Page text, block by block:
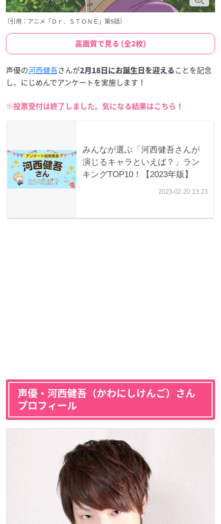
（引用：アニメ「Ｄｒ．ＳＴＯＮＥ」第9話）
高画質で見る (全2枚)
声優の河西健吾さんが2月18日にお誕生日を迎える ことを記念
し、にじめんでアンケートを実施します！
※投票受付は終了しました。気になる結果はこちら！
声優・河西健吾（かわにしけんご）さん
プロフィール